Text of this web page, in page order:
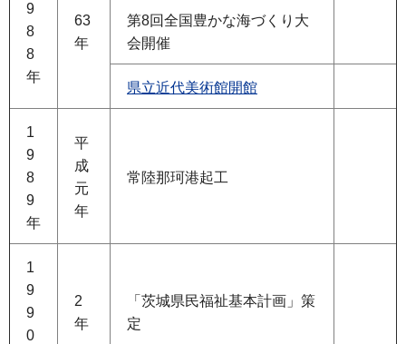
9
8
8
年
63
年
第8回全国豊かな海づくり大
会開催
県立近代美術館開館
1
9
8
9
年
平
成
元
年
常陸那珂港起工
1
9
9
0
2
年
「茨城県民福祉基本計画」策
定